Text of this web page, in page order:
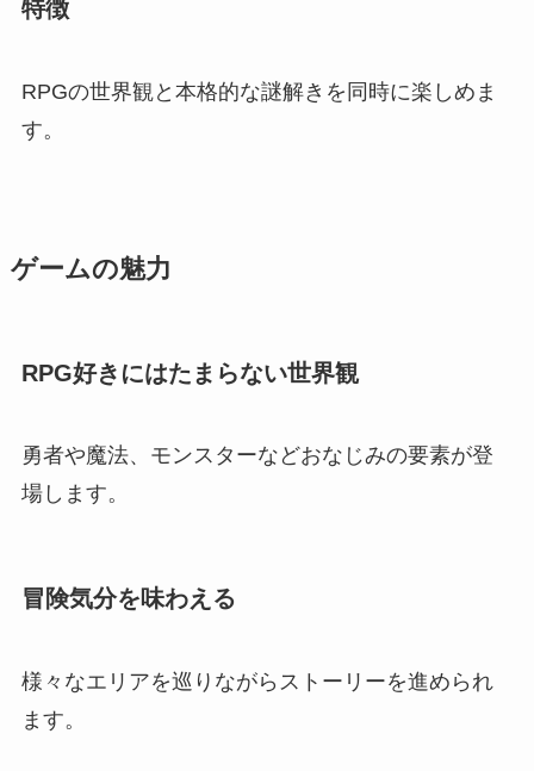
特徴
RPGの世界観と本格的な謎解きを同時に楽しめま
す。
ゲームの魅力
RPG好きにはたまらない世界観
勇者や魔法、モンスターなどおなじみの要素が登
場します。
冒険気分を味わえる
様々なエリアを巡りながらストーリーを進められ
ます。